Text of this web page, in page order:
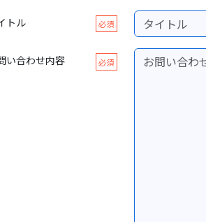
トル 必須
い合わせ内容 必須